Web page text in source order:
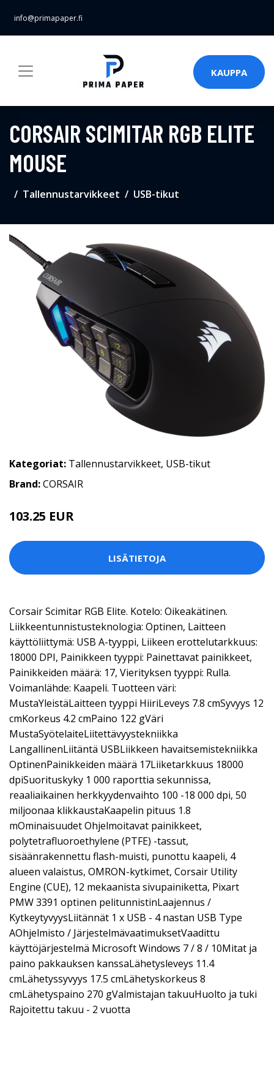
info@primapaper.fi
KAUPPA
CORSAIR SCIMITAR RGB ELITE
MOUSE
Tallennustarvikkeet USB-tikut
Kategoriat: Tallennustarvikkeet, USB-tikut
Brand:CORSAIR
103.25 EUR
LISÄTIETOJA
Corsair Scimitar RGB Elite. Kotelo: Oikeakätinen.
Liikkeentunnistusteknologia: Optinen, Laitteen
käyttöliittymä: USB A-tyyppi, Liikeen erottelutarkkuus:
18000 DPI, Painikkeen tyyppi: Painettavat painikkeet,
Painikkeiden määrä: 17, Vierityksen tyyppi: Rulla.
Voimanlähde: Kaapeli. Tuotteen väri:
MustaYleistäLaitteen tyyppi HiiriLeveys 7.8 cmSyvyys 12
cmKorkeus 4.2 cmPaino 122 gVäri
MustaSyötelaiteLiitettävyystekniikka
LangallinenLiitäntä USBLiikkeen havaitsemistekniikka
OptinenPainikkeiden määrä 17Liiketarkkuus 18000
dpiSuorituskyky 1 000 raporttia sekunnissa,
reaaliaikainen herkkyydenvaihto 100 -18 000 dpi, 50
miljoonaa klikkaustaKaapelin pituus 1.8
mOminaisuudet Ohjelmoitavat painikkeet,
polytetrafluoroethylene (PTFE) -tassut,
sisäänrakennettu flash-muisti, punottu kaapeli, 4
alueen valaistus, OMRON-kytkimet, Corsair Utility
Engine (CUE), 12 mekaanista sivupainiketta, Pixart
PMW 3391 optinen pelitunnistinLaajennus /
KytkeytyvyysLiitännät 1 x USB - 4 nastan USB Type
AOhjelmisto / JärjestelmävaatimuksetVaadittu
käyttöjärjestelmä Microsoft Windows 7 / 8 / 10Mitat ja
paino pakkauksen kanssaLähetysleveys 11.4
cmLähetyssyvyys 17.5 cmLähetyskorkeus 8
cmLähetyspaino 270 gValmistajan takuuHuolto ja tuki
Rajoitettu takuu - 2 vuotta